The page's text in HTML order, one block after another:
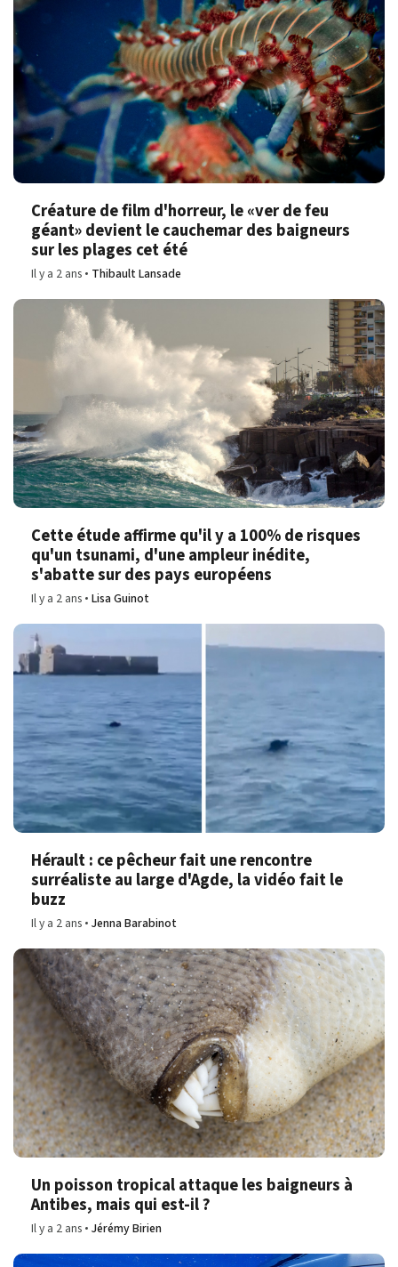
Créature de film d'horreur, le «ver de feu
géant» devient le cauchemar des baigneurs
sur les plages cet été
Il y a 2 ans Thibault Lansade
Cette étude affirme qu'il y a 100% de risques
qu'un tsunami, d'une ampleur inédite,
s'abatte sur des pays européens
Il y a 2 ans Lisa Guinot
Hérault : ce pêcheur fait une rencontre
surréaliste au large d'Agde, la vidéo fait le
buzz
Il y a 2 ans Jenna Barabinot
Un poisson tropical attaque les baigneurs à
Antibes, mais qui est-il ?
Il y a 2 ans Jérémy Birien